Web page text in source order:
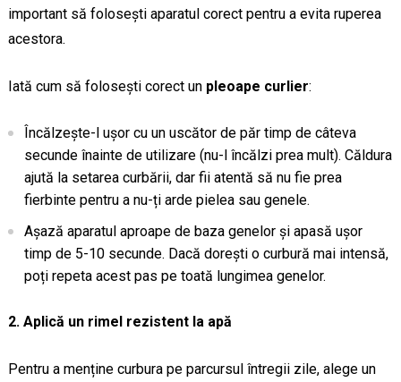
important să folosești aparatul corect pentru a evita ruperea
acestora.
Iată cum să folosești corect un pleoape curlier:
Încălzește-l ușor cu un uscător de păr timp de câteva
secunde înainte de utilizare (nu-l încălzi prea mult). Căldura
ajută la setarea curbării, dar fii atentă să nu fie prea
fierbinte pentru a nu-ți arde pielea sau genele.
Așază aparatul aproape de baza genelor și apasă ușor
timp de 5-10 secunde. Dacă dorești o curbură mai intensă,
poți repeta acest pas pe toată lungimea genelor.
2. Aplică un rimel rezistent la apă
Pentru a menține curbura pe parcursul întregii zile, alege un